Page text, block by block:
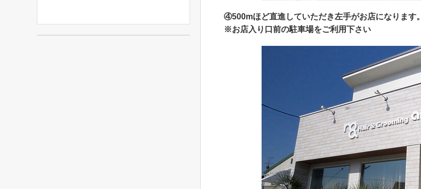
④500mほど直進していただき左手がお店になります。
※お店入り口前の駐車場をご利用下さい